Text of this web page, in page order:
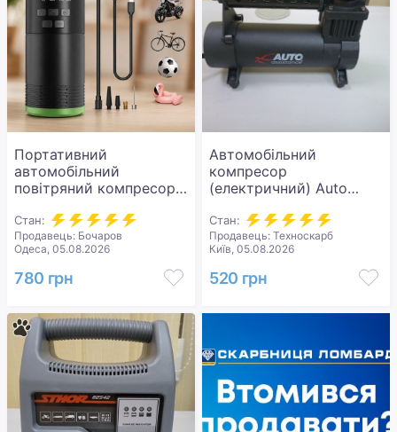
Портативний
автомобільний
повітряний компресор
Стан:
Продавець: Бочаров
Одеса, 05.08.2026
780 грн
Автомобільний
компресор
(електричний) Auto
Стан:
Продавець: Техноскарб
Київ, 05.08.2026
520 грн